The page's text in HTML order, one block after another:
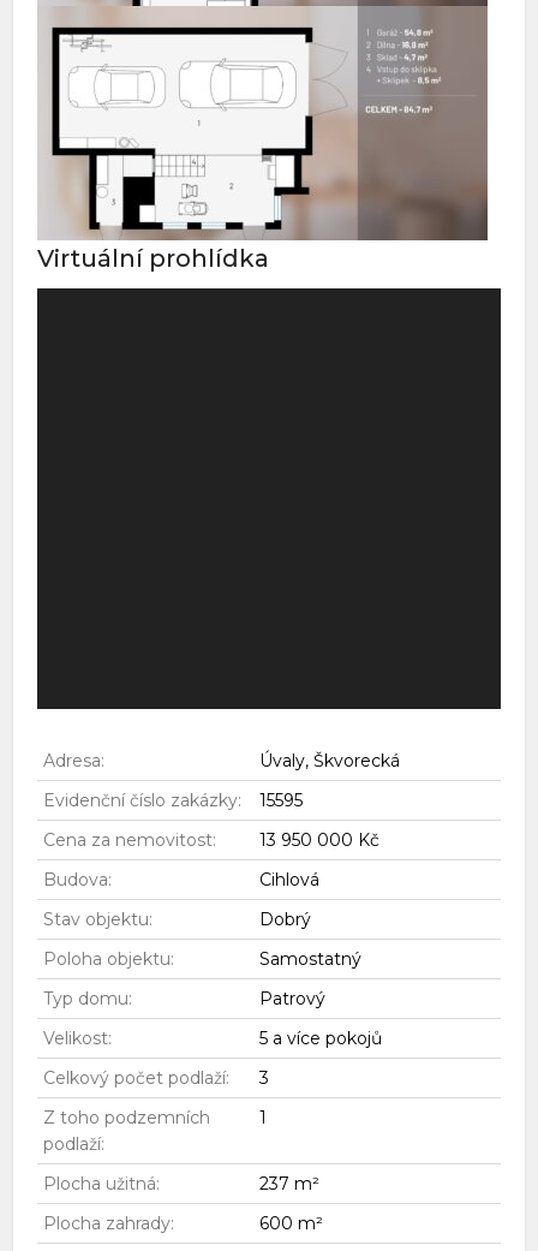
Virtuální prohlídka
Adresa:
Úvaly, Škvorecká
Evidenční číslo zakázky:
15595
Cena za nemovitost:
13 950 000 Kč
Budova:
Cihlová
Stav objektu:
Dobrý
Poloha objektu:
Samostatný
Typ domu:
Patrový
Velikost:
5 a více pokojů
Celkový počet podlaží:
3
Z toho podzemních
podlaží:
1
Plocha užitná:
237 m²
Plocha zahrady:
600 m²